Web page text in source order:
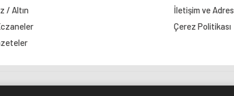
/ Altın
İletişim ve Adres
Çerez Politikası